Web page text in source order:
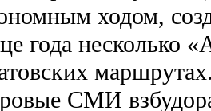
ходом,
года несколько
СМИ